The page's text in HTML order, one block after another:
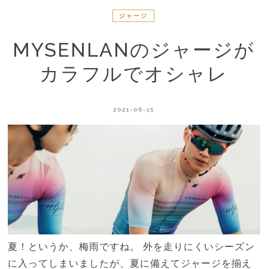
ジャージ
MYSENLANのジャージが
カラフルでオシャレ
2021-06-15
夏！というか、梅雨ですね。 外を走りにくいシーズン
に入ってしまいましたが、夏に備えてジャージを揃え